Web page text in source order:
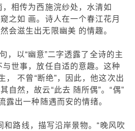
相传为西施浣纱处，水清如
之如 画。诗人在一个春江花月
会滋生出无限幽美 的情趣。
，以“幽意”二字透露了全诗的主
世事，放任自适的意趣。这种
， 不曾“断绝”，因此，他这次出
自然，故云“此去 随所偶”。“偶”
露出一种随遇而安的情绪。
路线，描写沿岸景物。“晚风吹